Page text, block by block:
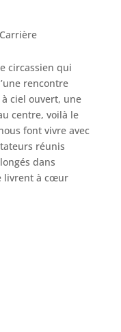
circassien qui
rencontre
ciel ouvert, une
centre, voilà le
font vivre avec
réunis
dans
livrent à cœur